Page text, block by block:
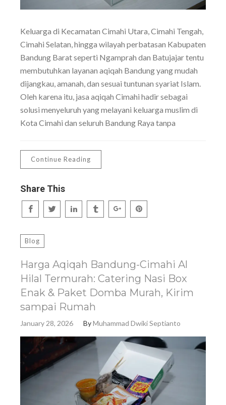
Keluarga di Kecamatan Cimahi Utara, Cimahi Tengah,
Cimahi Selatan, hingga wilayah perbatasan Kabupaten
Bandung Barat seperti Ngamprah dan Batujajar tentu
membutuhkan layanan aqiqah Bandung yang mudah
dijangkau, amanah, dan sesuai tuntunan syariat Islam.
Oleh karena itu, jasa aqiqah Cimahi hadir sebagai
solusi menyeluruh yang melayani keluarga muslim di
Kota Cimahi dan seluruh Bandung Raya tanpa
Continue Reading
Share This
Blog
Harga Aqiqah Bandung-Cimahi Al
Hilal Termurah: Catering Nasi Box
Enak & Paket Domba Murah, Kirim
sampai Rumah
January 28, 2026 ByMuhammad Dwiki Septianto